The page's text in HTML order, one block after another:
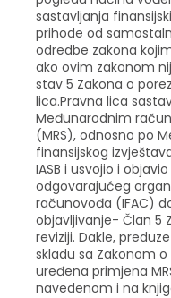
sastavljanja
prihode od
odredbe zakona
ako ovim zakonom
stav 5 Zakona o
lica.Pravna lica
Međunarodnim
(MRS), odnosno po
finansijskog
IASB i usvojio i
odgovarajućeg
računovođa (IFAC)
objavljivanje- Član 5
reviziji. Dakle,
skladu sa Zakonom
uređena primjena
navedenom i na